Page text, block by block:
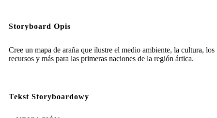
Storyboard Opis
Cree un mapa de araña que ilustre el medio ambiente, la cultura, los
recursos y más para las primeras naciones de la región ártica.
Tekst Storyboardowy